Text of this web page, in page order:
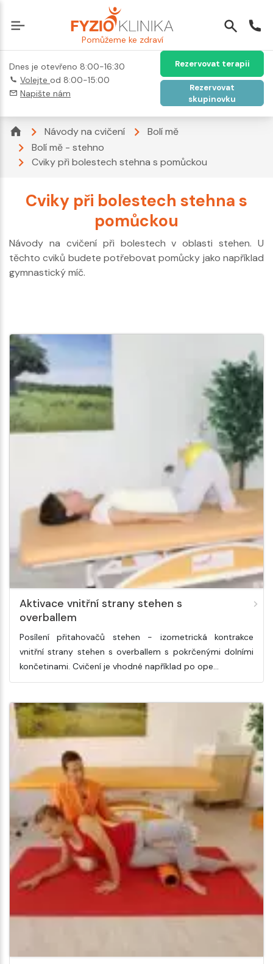
Pomůžeme ke zdraví
Dnes je otevřeno 8:00-16:30
Volejte od 8:00-15:00
Napište nám
Rezervovat terapii
Rezervovat
skupinovku
Návody na cvičení
Bolí mě
Bolí mě - stehno
Cviky při bolestech stehna s pomůckou
Cviky při bolestech stehna s
pomůckou
Návody na cvičení při bolestech v oblasti stehen. U
těchto cviků budete potřebovat pomůcky jako například
gymnastický míč.
Aktivace vnitřní strany stehen s
overballem
Posílení přitahovačů stehen - izometrická kontrakce
vnitřní strany stehen s overballem s pokrčenými dolními
končetinami. Cvičení je vhodné například po ope…